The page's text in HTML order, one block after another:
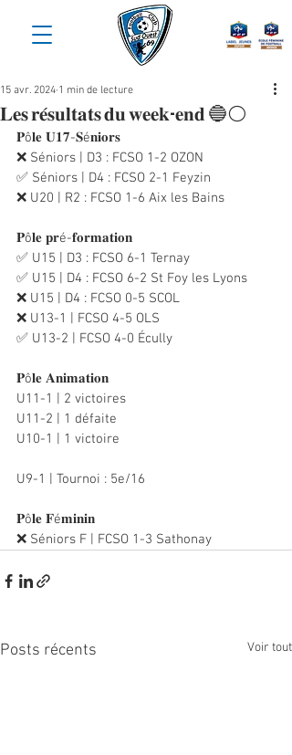
𝐋𝐞𝐬 𝐫𝐞́𝐬𝐮𝐥𝐭𝐚𝐭𝐬 𝐝𝐮 𝐰𝐞𝐞𝐤-𝐞𝐧𝐝 🔵⚪️
15 avr. 2024 1 min de lecture
𝐏ô𝐥𝐞 𝐔𝟏𝟕-𝐒é𝐧𝐢𝐨𝐫𝐬
❌ Séniors | D3 : FCSO 1-2 OZON
✅ Séniors | D4 : FCSO 2-1 Feyzin
❌ U20 | R2 : FCSO 1-6 Aix les Bains
𝐏ô𝐥𝐞 𝐩𝐫é-𝐟𝐨𝐫𝐦𝐚𝐭𝐢𝐨𝐧
✅ U15 | D3 : FCSO 6-1 Ternay
✅ U15 | D4 : FCSO 6-2 St Foy les Lyons
❌ U15 | D4 : FCSO 0-5 SCOL
❌ U13-1 | FCSO 4-5 OLS
✅ U13-2 | FCSO 4-0 Écully
𝐏ô𝐥𝐞 𝐀𝐧𝐢𝐦𝐚𝐭𝐢𝐨𝐧
U11-1 | 2 victoires
U11-2 | 1 défaite
U10-1 | 1 victoire
U9-1 | Tournoi : 5e/16
𝐏ô𝐥𝐞 𝐅é𝐦𝐢𝐧𝐢𝐧
❌ Séniors F | FCSO 1-3 Sathonay
Posts récents Voir tout